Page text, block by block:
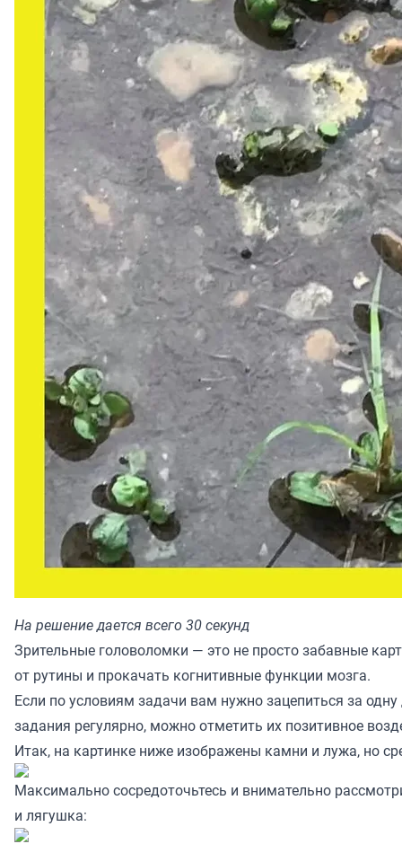
На решение дается всего 30 секунд
Зрительные головоломки — это не просто забавные
от рутины и прокачать когнитивные функции мозга.
Если по условиям задачи вам нужно зацепиться за
задания регулярно, можно отметить их позитивное
Итак, на картинке ниже изображены камни и лужа, но
Максимально сосредоточьтесь и внимательно
и лягушка: